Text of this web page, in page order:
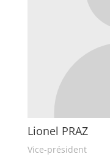
Lionel PRAZ
Vice-président